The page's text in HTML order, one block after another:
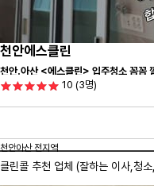
천안에스클린
천안.아산 <에스클린> 입주청소 꼼
10 (3명)
천안아산 전지역
클린콜 추천 업체 (잘하는 이사, 청소